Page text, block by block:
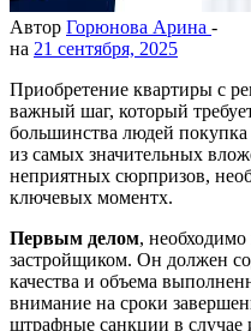
Автор Горюнова Арина -
на 21 сентября, 2025
Приобретение квартиры с
важный шаг, который
большинства людей
из самых значительных
неприятных сюрпризов,
ключевых моментх.
Первым делом, необходимо
застройщиком. Он должен
качества и объема
внимание на сроки
штрафные санкции в случае